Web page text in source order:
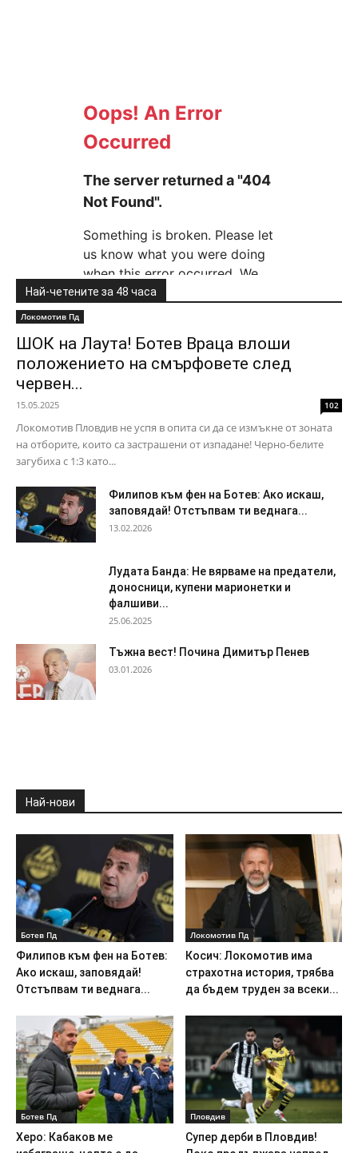
Най-четените за 48 часа
Локомотив Пд
ШОК на Лаута! Ботев Враца влоши
положението на смърфовете след
червен...
15.05.2025 102
Локомотив Пловдив не успя в опита си да се измъкне от зоната
на отборите, които са застрашени от изпадане! Черно-белите
загубиха с 1:3 като...
Филипов към фен на Ботев: Ако искаш,
заповядай! Отстъпвам ти веднага...
13.02.2026
Лудата Банда: Не вярваме на предатели,
доносници, купени марионетки и
фалшиви...
25.06.2025
Тъжна вест! Почина Димитър Пенев
03.01.2026
Най-нови
Ботев Пд
Филипов към фен на Ботев:
Ако искаш, заповядай!
Отстъпвам ти веднага...
Локомотив Пд
Косич: Локомотив има
страхотна история, трябва
да бъдем труден за всеки...
Ботев Пд
Херо: Кабаков ме
Пловдив
Супер дерби в Пловдив!